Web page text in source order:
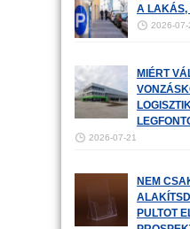
A LAKÁS,
2026-07-
MIÉRT
2026-07-21
NEM
PULTOT